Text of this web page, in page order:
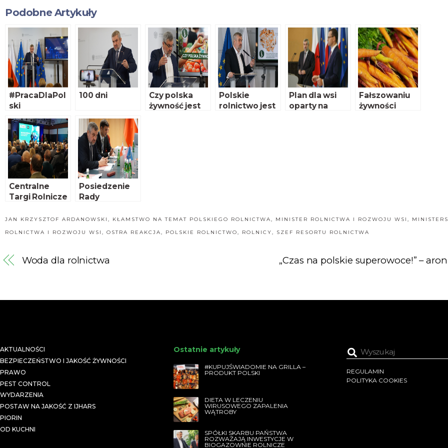
Podobne Artykuły
#PracaDlaPol
ski
100 dni
Czy polska
żywność jest
Polskie
rolnictwo jest
Plan dla wsi
oparty na
Fałszowaniu
żywności
Centralne
Targi Rolnicze
Posiedzenie
Rady
rolnictwa
państw UE w
JAN KRZYSZTOF ARDANOWSKI , KŁAMSTWO NA TEMAT POLSKIEGO ROLNICTWA, MINISTER ROLNICTWA I ROZWOJU WSI ,
ROLNICTWA I ROZWOJU WSI , OSTRA REAKCJA, POLSKIE ROLNICTWO, ROLNICY, SZEF RESORTU ROLNICTWA
Woda dla rolnictwa „Czas na polskie superowoce!” –
AKTUALNOŚCI
BEZPIECZEŃSTWO I JAKOŚĆ ŻYWNOŚCI
PRAWO
PEST CONTROL
WYDARZENIA
POSTAW NA JAKOŚĆ Z IJHARS
PIORIN
OD KUCHNI
Ostatnie artykuły
#KUPUJŚWIADOMIE NA GRILLA –
PRODUKT POLSKI
DIETA W LECZENIU
WIRUSOWEGO ZAPALENIA
WĄTROBY
SPÓŁKI SKARBU PAŃSTWA
ROZWAŻAJĄ INWESTYCJE W
BIOGAZOWNIE ROLNICZE
REGULAMIN
POLITYKA COOKIES